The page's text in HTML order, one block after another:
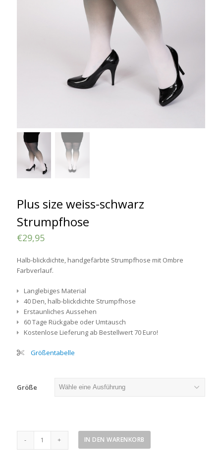
Plus size weiss-schwarz
Strumpfhose
€29,95
Halb-blickdichte, handgefärbte Strumpfhose mit Ombre
Farbverlauf.
Langlebiges Material
40 Den, halb-blickdichte Strumpfhose
Erstaunliches Aussehen
60 Tage Rückgabe oder Umtausch
Kostenlose Lieferung ab Bestellwert 70 Euro!
Größentabelle
Größe
Plus
IN DEN WARENKORB